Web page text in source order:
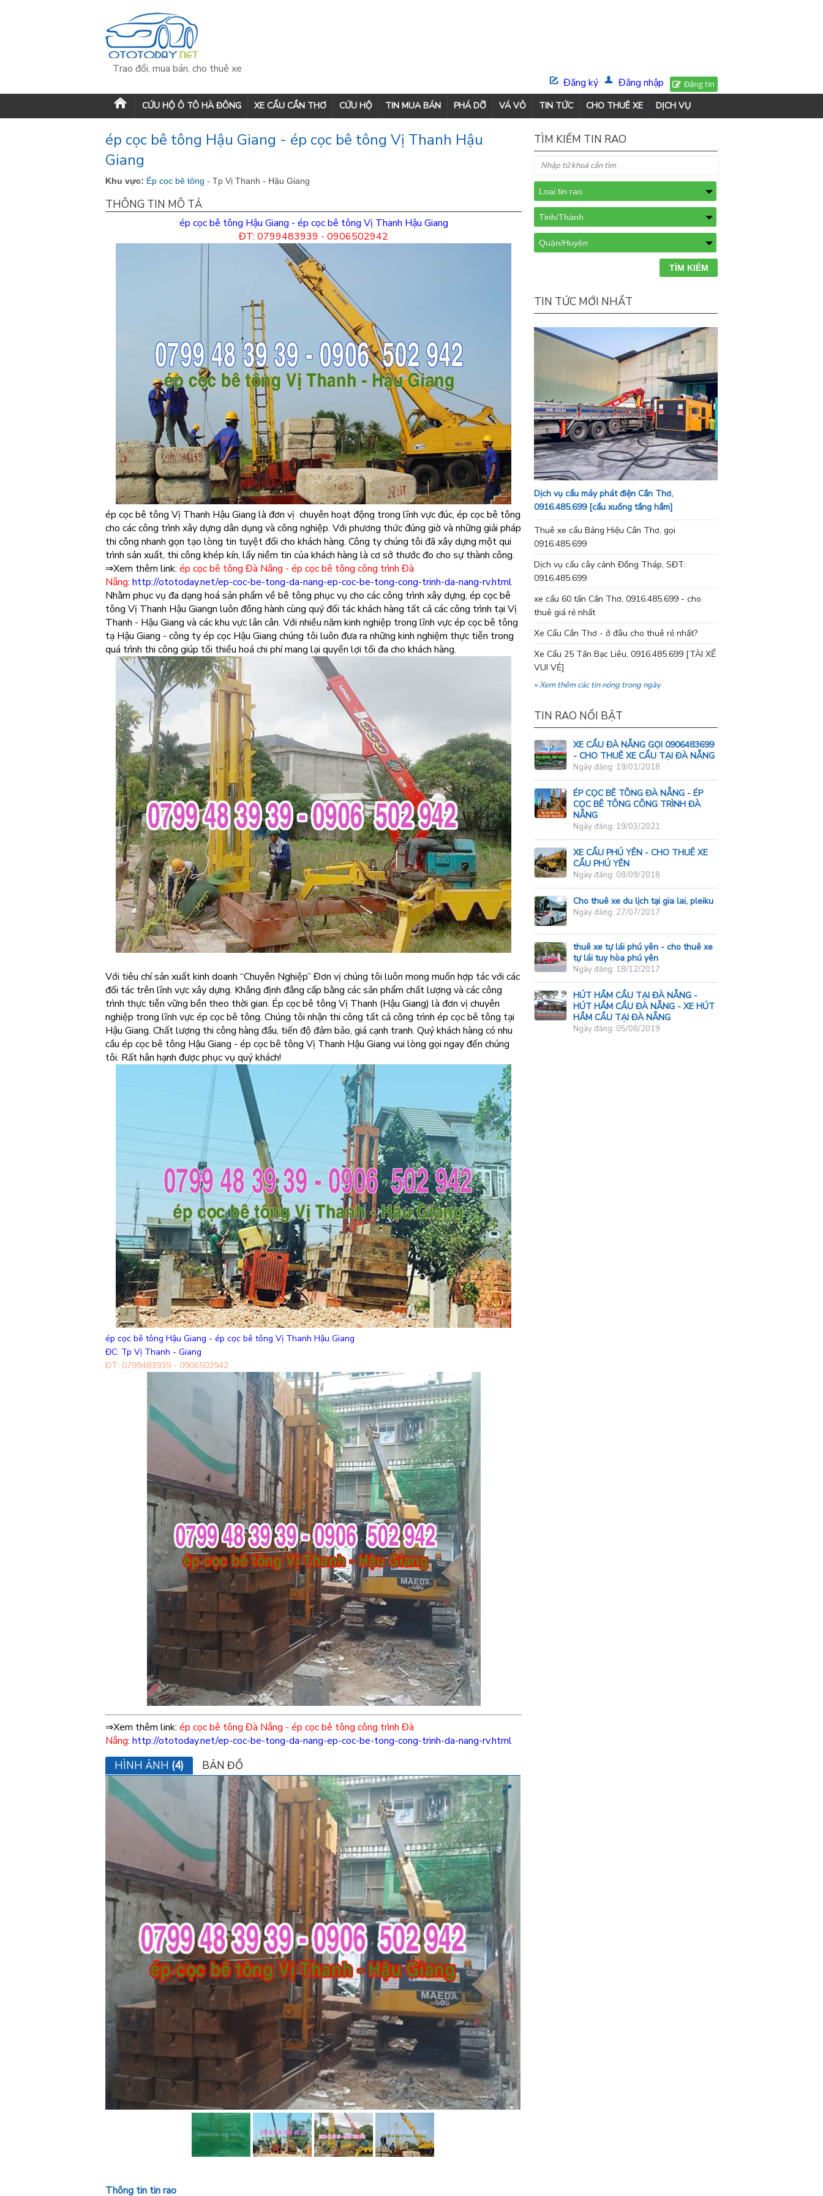
Trao đổi, mua bán, cho thuê xe
Đăng tin
Đăng nhập
Đăng ký
CỨU HỘ Ô TÔ HÀ ĐÔNG XE CẨU CẦN THƠ CỨU HỘ TIN MUA BÁN PHÁ DỠ VÁ VỎ TIN TỨC CHO THUÊ XE DỊCH VỤ
ép cọc bê tông Hậu Giang - ép cọc bê tông Vị Thanh Hậu
Giang
Khu vực: Ép cọc bê tông - Tp Vị Thanh - Hậu Giang
THÔNG TIN MÔ TẢ
ép cọc bê tông Hậu Giang - ép cọc bê tông Vị Thanh Hậu Giang
ĐT: 0799483939 - 0906502942
ép cọc bê tông Vị Thanh Hậu Giang là đơn vị chuyên hoạt động trong lĩnh vực đúc, ép cọc bê tông
cho các công trình xây dựng dân dụng và công nghiệp. Với phương thức đúng giờ và những giải pháp
thi công nhanh gọn tạo lòng tin tuyệt đối cho khách hàng. Công ty chúng tôi đã xây dựng một qui
trình sản xuất, thi công khép kín, lấy niềm tin của khách hàng là cơ sở thước đo cho sự thành công.
⇒Xem thêm link: ép cọc bê tông Đà Nẵng - ép cọc bê tông công trình Đà
Nẵng: http://ototoday.net/ep-coc-be-tong-da-nang-ep-coc-be-tong-cong-trinh-da-nang-rv.html
Nhằm phục vụ đa dạng hoá sản phẩm về bê tông phục vụ cho các công trình xây dựng, ép cọc bê
tông Vị Thanh Hậu Giangn luôn đồng hành cùng quý đối tác khách hàng tất cả các công trình tại Vị
Thanh - Hậu Giang và các khu vực lân cân. Với nhiều năm kinh nghiệp trong lĩnh vực ép cọc bê tông
tạ Hậu Giang - công ty ép cọc Hậu Giang chúng tôi luôn đưa ra những kinh nghiệm thực tiễn trong
quá trình thi công giúp tối thiểu hoá chi phí mang lại quyền lợi tối đa cho khách hàng.
Với tiêu chí sản xuất kinh doanh “Chuyên Nghiệp” Đơn vị chúng tôi luôn mong muốn hợp tác với các
đối tác trên lĩnh vực xây dựng. Khẳng định đẳng cấp bằng các sản phẩm chất lượng và các công
trình thực tiễn vững bền theo thời gian. Ép cọc bê tông Vị Thanh (Hậu Giang) là đơn vị chuyên
nghiệp trong lĩnh vực ép cọc bê tông. Chúng tôi nhận thi công tất cả công trình ép cọc bê tông tại
Hậu Giang. Chất lượng thi công hàng đầu, tiến độ đảm bảo, giá cạnh tranh. Quý khách hàng có nhu
cầu ép cọc bê tông Hậu Giang - ép cọc bê tông Vị Thanh Hậu Giang vui lòng gọi ngay đến chúng
tôi. Rất hân hạnh được phục vụ quý khách!
ép cọc bê tông Hậu Giang - ép cọc bê tông Vị Thanh Hậu Giang
ĐC: Tp Vị Thanh - Giang
ĐT: 0799483939 - 0906502942
⇒Xem thêm link: ép cọc bê tông Đà Nẵng - ép cọc bê tông công trình Đà
Nẵng: http://ototoday.net/ep-coc-be-tong-da-nang-ep-coc-be-tong-cong-trinh-da-nang-rv.html
HÌNH ẢNH (4) BẢN ĐỒ
Thông tin tin rao
TÌM KIẾM TIN RAO
TIN TỨC MỚI NHẤT
Dịch vụ cẩu máy phát điện Cần Thơ,
0916.485.699 [cẩu xuống tầng hầm]
Thuê xe cẩu Bảng Hiệu Cần Thơ, gọi
0916.485.699
Dịch vụ cẩu cây cảnh Đồng Tháp, SĐT:
0916.485.699
xe cẩu 60 tấn Cần Thơ, 0916.485.699 - cho
thuê giá rẻ nhất
Xe Cẩu Cần Thơ - ở đâu cho thuê rẻ nhất?
Xe Cẩu 25 Tấn Bạc Liêu, 0916.485.699 [TÀI XẾ
VUI VẺ]
» Xem thêm các tin nóng trong ngày
TIN RAO NỔI BẬT
XE CẨU ĐÀ NẴNG GỌI 0906483699
- CHO THUÊ XE CẨU TẠI ĐÀ NẴNG
Ngày đăng: 19/01/2018
ÉP CỌC BÊ TÔNG ĐÀ NẴNG - ÉP
CỌC BÊ TÔNG CÔNG TRÌNH ĐÀ
NẴNG
Ngày đăng: 19/03/2021
XE CẨU PHÚ YÊN - CHO THUÊ XE
CẨU PHÚ YÊN
Ngày đăng: 08/09/2018
Cho thuê xe du lịch tại gia lai, pleiku
Ngày đăng: 27/07/2017
thuê xe tự lái phú yên - cho thuê xe
tự lái tuy hòa phú yên
Ngày đăng: 18/12/2017
HÚT HẦM CẦU TẠI ĐÀ NẴNG -
HÚT HẦM CẦU ĐÀ NẴNG - XE HÚT
HẦM CẦU TẠI ĐÀ NẴNG
Ngày đăng: 05/08/2019